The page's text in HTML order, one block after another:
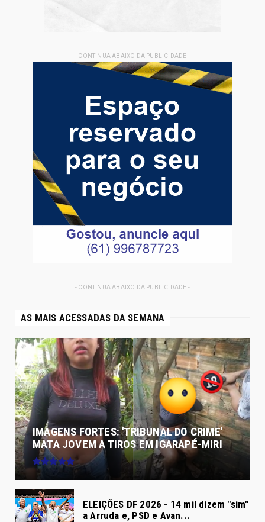
- CONTINUA ABAIXO DA PUBLICIDADE -
- CONTINUA ABAIXO DA PUBLICIDADE -
AS MAIS ACESSADAS DA SEMANA
IMAGENS FORTES: 'TRIBUNAL DO CRIME'
MATA JOVEM A TIROS EM IGARAPÉ-MIRI
ELEIÇÕES DF 2026 - 14 mil dizem "sim"
a Arruda e, PSD e Avan...